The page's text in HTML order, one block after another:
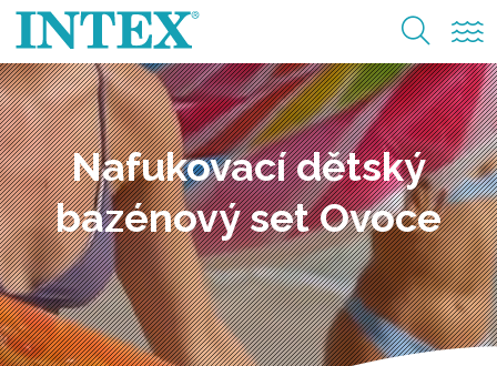
Nafukovací dětský
bazénový set Ovoce